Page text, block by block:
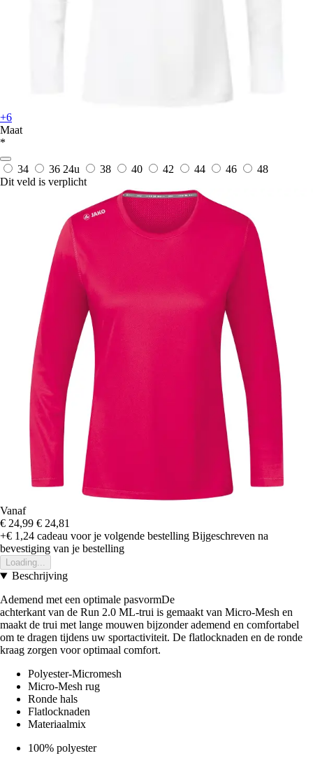
+6
Maat
*
34 36 24u 38 40 42 44 46
48
Dit veld is verplicht
Vanaf
€ 24,99 € 24,81
+€ 1,24 cadeau voor je volgende bestelling Bijgeschreven na
bevestiging van je bestelling
Loading...
Beschrijving
Ademend met een optimale pasvormDe
achterkant van de Run 2.0 ML-trui is gemaakt van Micro-Mesh en
maakt de trui met lange mouwen bijzonder ademend en comfortabel
om te dragen tijdens uw sportactiviteit. De flatlocknaden en de ronde
kraag zorgen voor optimaal comfort.
Polyester-Micromesh
Micro-Mesh rug
Ronde hals
Flatlocknaden
Materiaalmix
100% polyester